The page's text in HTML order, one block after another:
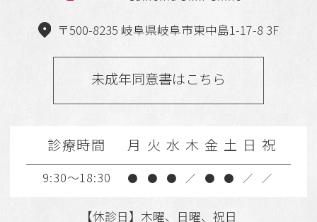
〒500-8235 岐阜県岐阜市東中島1-17-8 3F
未成年同意書はこちら
診療時間 月 火 水 木 金 土 日 祝
9:30～18:30 ● ● ● ／ ● ● ／ ／
【休診日】木曜、日曜、祝日